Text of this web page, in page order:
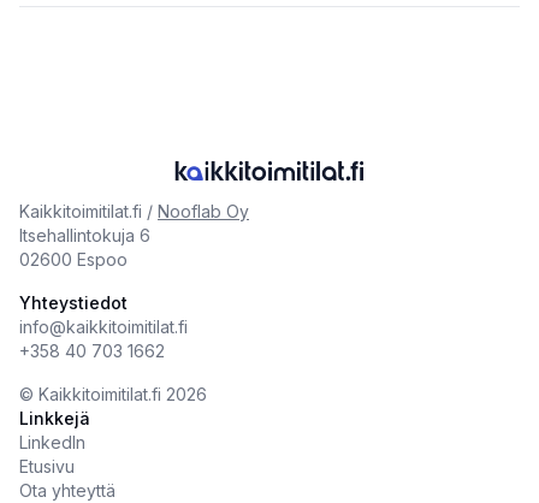
Kaikkitoimitilat.fi / Nooflab Oy
Itsehallintokuja 6
02600 Espoo
Yhteystiedot
info@kaikkitoimitilat.fi
+358 40 703 1662
©️ Kaikkitoimitilat.fi 2026
Linkkejä
LinkedIn
Etusivu
Ota yhteyttä